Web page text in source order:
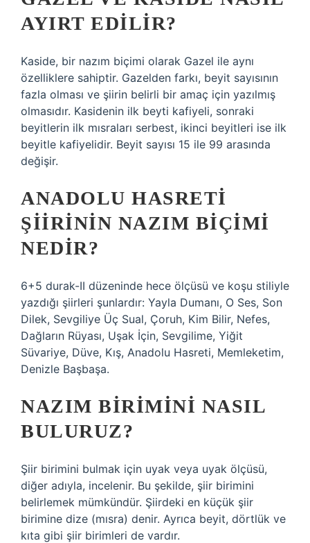
AYIRT EDILIR?
Kaside, bir nazım biçimi olarak Gazel ile aynı
özelliklere sahiptir. Gazelden farkı, beyit sayısının
fazla olması ve şiirin belirli bir amaç için yazılmış
olmasıdır. Kasidenin ilk beyti kafiyeli, sonraki
beyitlerin ilk mısraları serbest, ikinci beyitleri ise ilk
beyitle kafiyelidir. Beyit sayısı 15 ile 99 arasında
değişir.
ANADOLU HASRETI
ŞIIRININ NAZIM BIÇIMI
NEDIR?
6+5 durak-II düzeninde hece ölçüsü ve koşu stiliyle
yazdığı şiirleri şunlardır: Yayla Dumanı, O Ses, Son
Dilek, Sevgiliye Üç Sual, Çoruh, Kim Bilir, Nefes,
Dağların Rüyası, Uşak İçin, Sevgilime, Yiğit
Süvariye, Düve, Kış, Anadolu Hasreti, Memleketim,
Denizle Başbaşa.
NAZIM BIRIMINI NASIL
BULURUZ?
Şiir birimini bulmak için uyak veya uyak ölçüsü,
diğer adıyla, incelenir. Bu şekilde, şiir birimini
belirlemek mümkündür. Şiirdeki en küçük şiir
birimine dize (mısra) denir. Ayrıca beyit, dörtlük ve
kıta gibi şiir birimleri de vardır.